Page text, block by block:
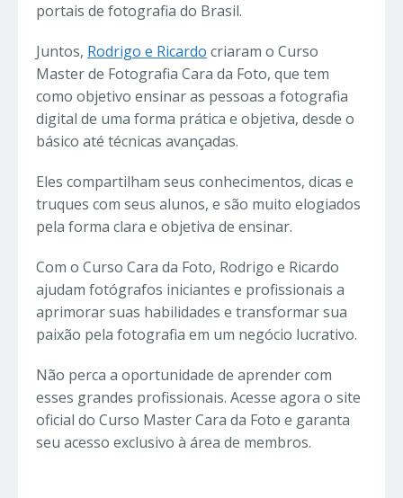
portais de fotografia do Brasil.
Juntos, Rodrigo e Ricardo criaram o Curso
Master de Fotografia Cara da Foto, que tem
como objetivo ensinar as pessoas a fotografia
digital de uma forma prática e objetiva, desde o
básico até técnicas avançadas.
Eles compartilham seus conhecimentos, dicas e
truques com seus alunos, e são muito elogiados
pela forma clara e objetiva de ensinar.
Com o Curso Cara da Foto, Rodrigo e Ricardo
ajudam fotógrafos iniciantes e profissionais a
aprimorar suas habilidades e transformar sua
paixão pela fotografia em um negócio lucrativo.
Não perca a oportunidade de aprender com
esses grandes profissionais. Acesse agora o site
oficial do Curso Master Cara da Foto e garanta
seu acesso exclusivo à área de membros.